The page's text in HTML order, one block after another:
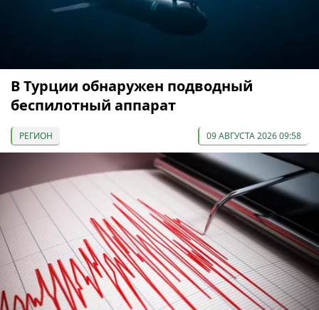
В Турции обнаружен подводный
беспилотный аппарат
РЕГИОН 09 АВГУСТА 2026 09:58